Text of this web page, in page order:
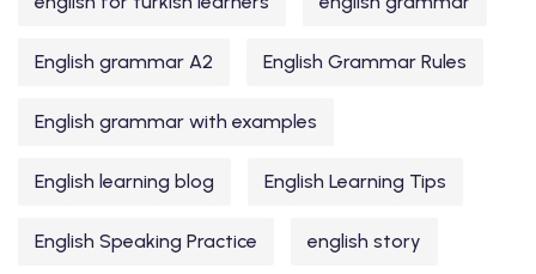
English grammar A2 English Grammar Rules
English grammar with examples
English learning blog English Learning Tips
English Speaking Practice english story